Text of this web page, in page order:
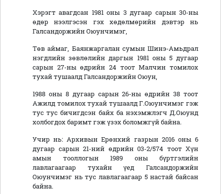
Хэрэгт авагдсан 1981 оны 3 дугаар сарын 30-ны
өдөр нээлгэсэн гэх хөдөлмөрийн дэвтэр нь
Галсандоржийн Оюунчимэг,
Төв аймаг, Баянжаргалан сумын Шинэ-Амьдрал
нэгдлийн зөвлөлийн даргын 1981 оны 5 дугаар
сарын 27-ны өдрийн 24 тоот Малчин томилох
тухай тушаалд Галсандоржийн Оюун,
1988 оны 8 дугаар сарын 26-ны өдрийн 38 тоот
Ажилд томилох тухай тушаалд Г.Оюунчимэг гэж
тус тус бичигдсэн байх ба нэхэмжлэгч Д.Оюунд
холбогдох баримт гэж үзэх боломжгүй байна.
Учир нь: Архивын Ерөнхий газрын 2016 оны 6
дугаар сарын 21-ний өдрийн 03-2/574 тоот Хүн
амын тооллогын 1989 оны бүртгэлийн
лавлагаагаар тухайн үед Галсандоржийн
Оюунчимэг нь тус лавлагаагаар 5 настай байсан
байна.